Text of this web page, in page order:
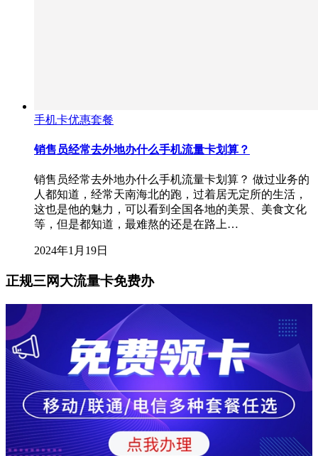
手机卡优惠套餐
销售员经常去外地办什么手机流量卡划算？
销售员经常去外地办什么手机流量卡划算？ 做过业务的
人都知道，经常天南海北的跑，过着居无定所的生活，
这也是他的魅力，可以看到全国各地的美景、美食文化
等，但是都知道，最难熬的还是在路上…
2024年1月19日
正规三网大流量卡免费办